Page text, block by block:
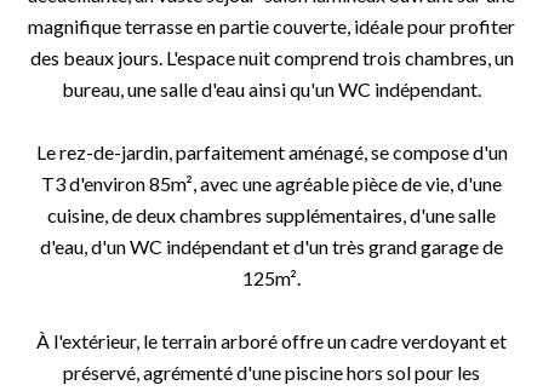
magnifique terrasse en partie couverte, idéale pour profiter
des beaux jours. L'espace nuit comprend trois chambres, un
bureau, une salle d'eau ainsi qu'un WC indépendant.
Le rez-de-jardin, parfaitement aménagé, se compose d'un
T3 d'environ 85m², avec une agréable pièce de vie, d'une
cuisine, de deux chambres supplémentaires, d'une salle
d'eau, d'un WC indépendant et d'un très grand garage de
125m².
À l'extérieur, le terrain arboré offre un cadre verdoyant et
préservé, agrémenté d'une piscine hors sol pour les